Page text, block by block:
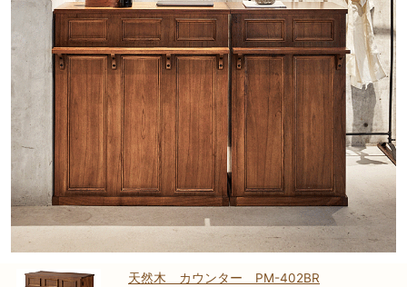
天然木 カウンター PM-402BR